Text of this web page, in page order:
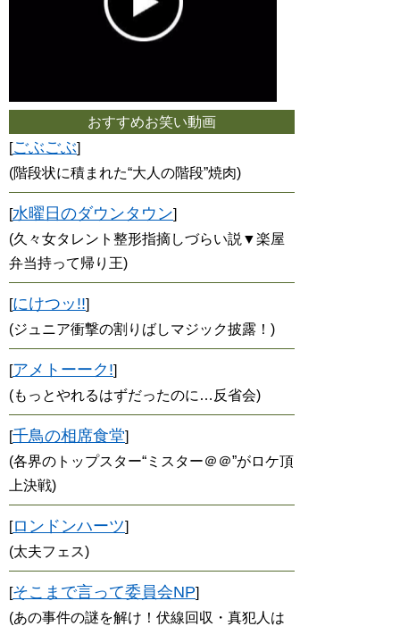
おすすめお笑い動画
[ごぶごぶ]
(階段状に積まれた“大人の階段”焼肉)
[水曜日のダウンタウン]
(久々女タレント整形指摘しづらい説▼楽屋
弁当持って帰り王)
[にけつッ!!]
(ジュニア衝撃の割りばしマジック披露！)
[アメトーーク!]
(もっとやれるはずだったのに…反省会)
[千鳥の相席食堂]
(各界のトップスター“ミスター＠＠”がロケ頂
上決戦)
[ロンドンハーツ]
(太夫フェス)
[そこまで言って委員会NP]
(あの事件の謎を解け！伏線回収・真犯人は